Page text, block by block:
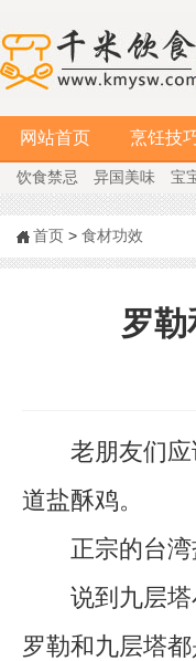
网站首页 烹饪技
饮食禁忌 异国美味 宝
首页 > 食材功效
罗
老朋友们应
道盐酥鸡。
正宗的台湾
说到九层塔
罗勒和九层塔都